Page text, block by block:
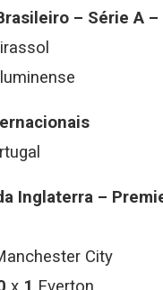
– Série A –
Inglaterra –
City